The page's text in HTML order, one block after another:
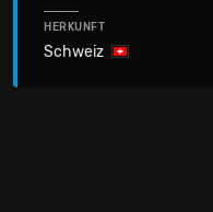
HERKUNFT
Schweiz